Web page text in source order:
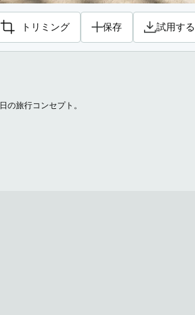
トリミング 保存 試用する
の旅行コンセプト。